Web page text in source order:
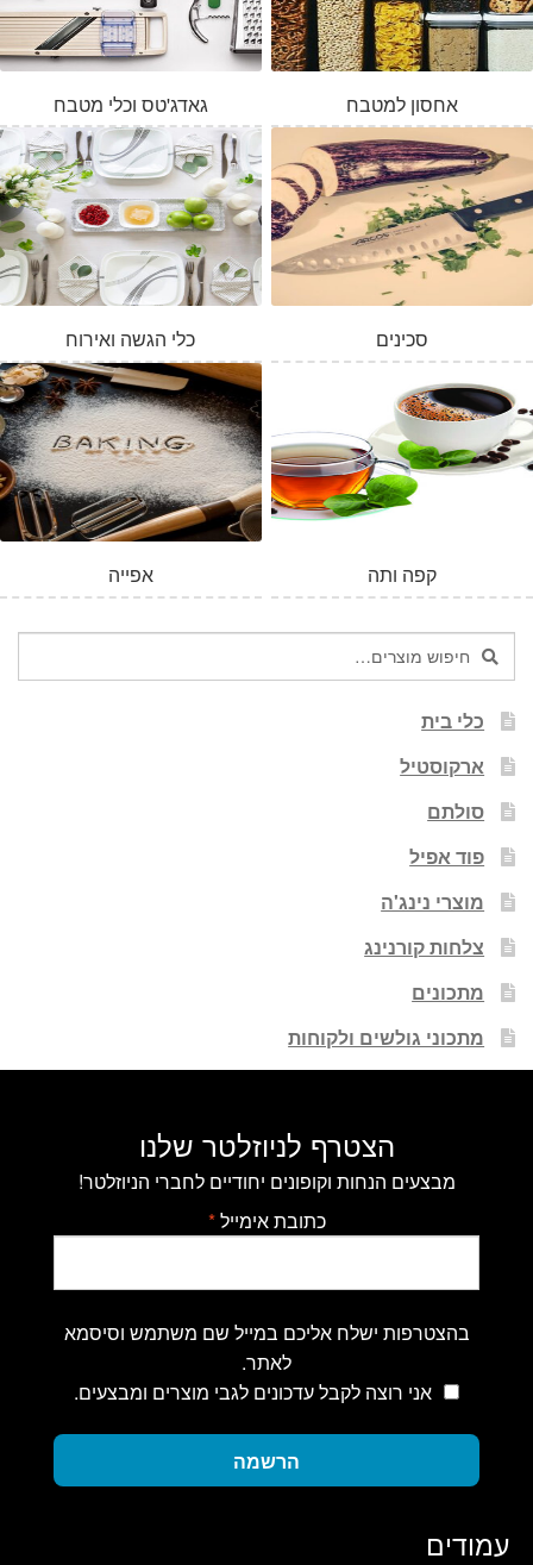
גאדג'טס וכלי מטבח אחסון למטבח
כלי הגשה ואירוח סכינים
אפייה קפה ותה
חיפוש
עבור:
חיפוש
כלי בית
ארקוסטיל
סולתם
פוד אפיל
מוצרי נינג'ה
צלחות קורנינג
מתכונים
מתכוני גולשים ולקוחות
הצטרף לניוזלטר שלנו
מבצעים הנחות וקופונים יחודיים לחברי הניוזלטר!
כתובת אימייל*
בהצטרפות ישלח אליכם במייל שם משתמש וסיסמא
לאתר.
אני רוצה לקבל עדכונים לגבי מוצרים ומבצעים.
הרשמה
עמודים